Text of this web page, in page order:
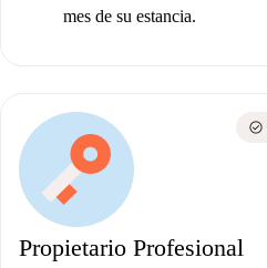
mes de su estancia.
Propietario Profesional
check_circle